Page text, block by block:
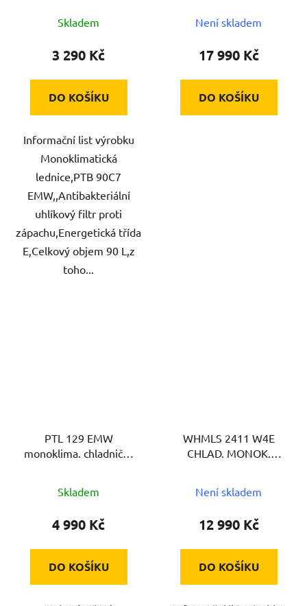
Skladem
3 290 Kč
DO KOŠÍKU
Informační list výrobku
Monoklimatická
lednice,PTB 90C7
EMW,,Antibakteriální
uhlíkový filtr proti
zápachu,Energetická třída
E,Celkový objem 90 L,z
toho...
Není skladem
17 990 Kč
DO KOŠÍKU
PTL 129 EMW
monoklima. chladnička
Skladem
4 990 Kč
DO KOŠÍKU
WHMLS 2411 W4E
CHLAD. MONOK.
Není skladem
12 990 Kč
DO KOŠÍKU